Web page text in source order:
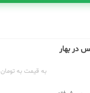
در بهار
به قیمت به تومان